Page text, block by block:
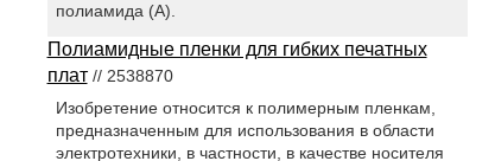
полиамида (А).
Полиамидные пленки для гибких печатных
плат// 2538870
Изобретение относится к полимерным пленкам,
предназначенным для использования в области
электротехники, в частности, в качестве носителя